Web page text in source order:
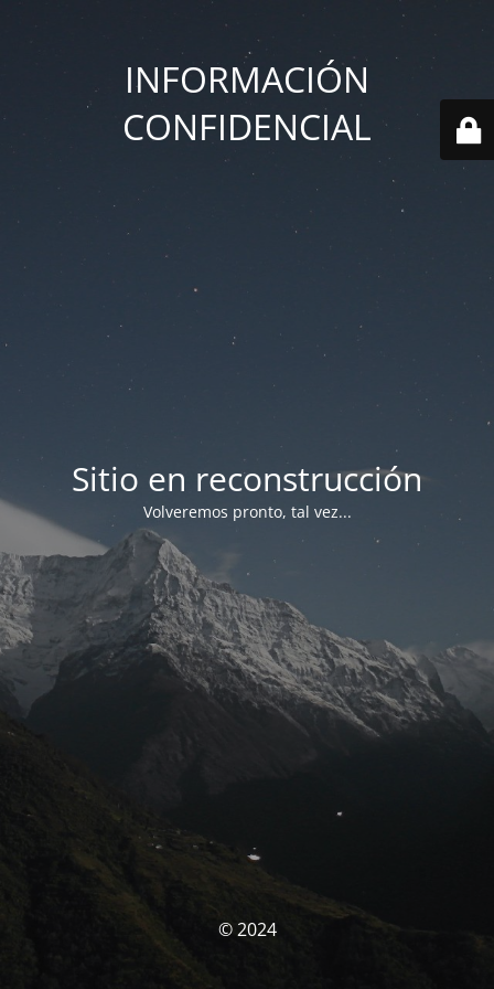
INFORMACIÓN
CONFIDENCIAL
Sitio en reconstrucción
Volveremos pronto, tal vez...
© 2024